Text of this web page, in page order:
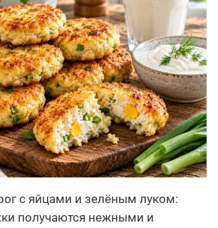
с яйцами и зелёным луком:
получаются нежными и